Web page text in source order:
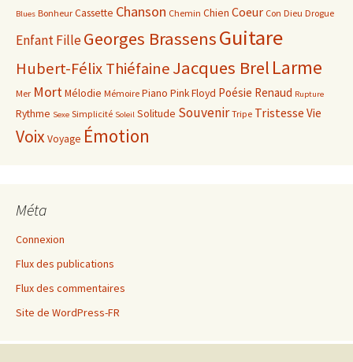
Blues Bonheur Cassette Chanson Chemin Chien Coeur Con Dieu Drogue
EnfantFilleGeorges BrassensGuitare
Hubert-Félix ThiéfaineJacques Brel Larme
Mer MortMélodie Mémoire Piano Pink Floyd Poésie Renaud Rupture
Rythme Sexe Simplicité Soleil Solitude Souvenir Tripe Tristesse Vie
VoixVoyage Émotion
Méta
Connexion
Flux des publications
Flux des commentaires
Site de WordPress-FR